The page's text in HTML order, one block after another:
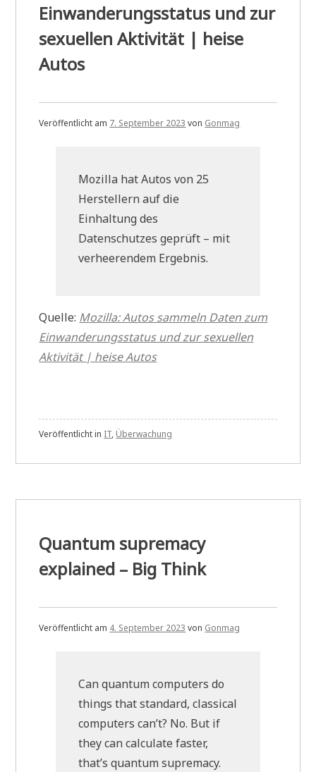
Einwanderungsstatus und zur
sexuellen Aktivität | heise
Autos
Veröffentlicht am 7. September 2023 von Gonmag
Mozilla hat Autos von 25
Herstellern auf die
Einhaltung des
Datenschutzes geprüft – mit
verheerendem Ergebnis.
Quelle: Mozilla: Autos sammeln Daten zum
Einwanderungsstatus und zur sexuellen
Aktivität | heise Autos
Veröffentlicht in IT, Überwachung
Quantum supremacy
explained – Big Think
Veröffentlicht am 4. September 2023 von Gonmag
Can quantum computers do
things that standard, classical
computers can’t? No. But if
they can calculate faster,
that’s quantum supremacy.